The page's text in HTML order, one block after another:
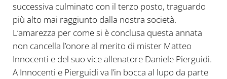
successiva culminato con il terzo posto, traguardo
più alto mai raggiunto dalla nostra società.
L’amarezza per come si è conclusa questa annata
non cancella l’onore al merito di mister Matteo
Innocenti e del suo vice allenatore Daniele Pierguidi.
A Innocenti e Pierguidi va l’in bocca al lupo da parte